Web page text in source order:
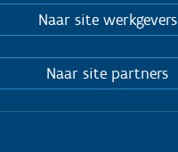
Naar site werkgevers
Naar site partners